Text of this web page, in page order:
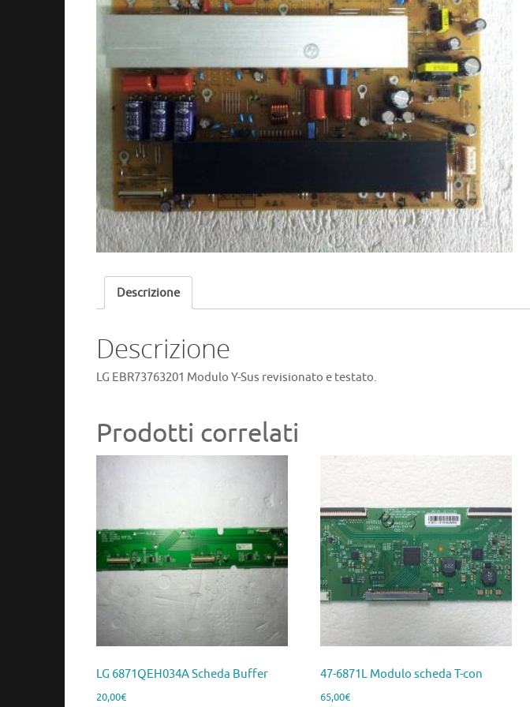
Descrizione
Descrizione
LG EBR73763201 Modulo Y-Sus revisionato e testato.
Prodotti correlati
LG 6871QEH034A Scheda Buffer
20,00€
47-6871L Modulo scheda T-con
65,00€